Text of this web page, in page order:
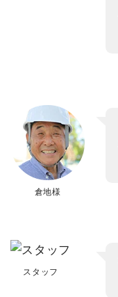
倉地様
スタッフ